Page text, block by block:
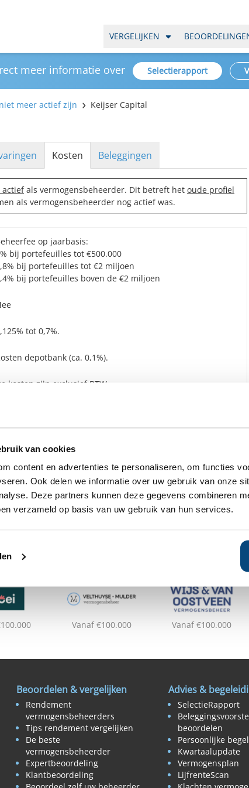
van cookies
content en advertenties te personaliseren, om functies
Ook delen we informatie over uw gebruik van onze
Deze partners kunnen deze gegevens combineren
verzameld op basis van uw gebruik van hun services.
VERGELIJKEN
meer informatie over Selectierapport
meer actief zijn
Keijser Capital
Kosten Beleggingen
actiefals vermogensbeheerder. Dit betreft het oude profiel
als vermogensbeheerder nog actief was.
op jaarbasis:
bij portefeuilles tot €500.000
bij portefeuilles tot €2 miljoen
bij portefeuilles boven de €2 miljoen
tot 0,7%.
depotbank (ca. 0,1%).
kosten zijn exclusief BTW.
vermogensbeheerder?
een SelectieRapport aan. Per
goede vermogensbeheerders die
situatie, wensen en
Vanaf €100.000 Vanaf €100.000
Beoordelen & vergelijken
Rendement
vermogensbeheerders
Tips rendement vergelijken
De beste
vermogensbeheerder
Expertbeoordeling
Klantbeoordeling
Advies &
SelectieRapport
beoordelen
Persoonlijke
Kwartaalupdate
Vermogensplan
LijfrenteScan